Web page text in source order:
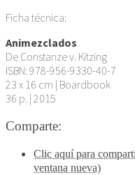
Ficha técnica:
Animezclados
De Constanze v. Kitzing
ISBN: 978-956-9330-40-7
23 x 16 cm | Boardbook
36 p. | 2015
Comparte:
Clic aquí para
ventana nueva)